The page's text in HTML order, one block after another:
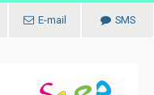
E-mail SMS